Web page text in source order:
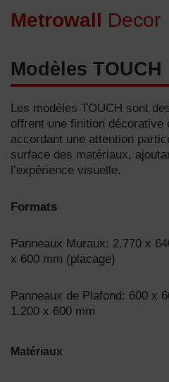
Metrowall Decor
Modèles TOUCH​
Les modèles TOUCH sont
offrent une finition décorative
accordant une attention
surface des matériaux,
l’expérience visuelle.
Formats
Panneaux Muraux: 2.770 x
x 600 mm (placage)
Panneaux de Plafond: 600 x
1.200 x 600 mm
Matériaux